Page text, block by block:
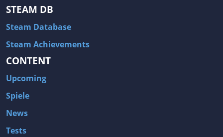
STEAM DB
Steam Database
Steam Achievements
CONTENT
Upcoming
Spiele
News
Tests